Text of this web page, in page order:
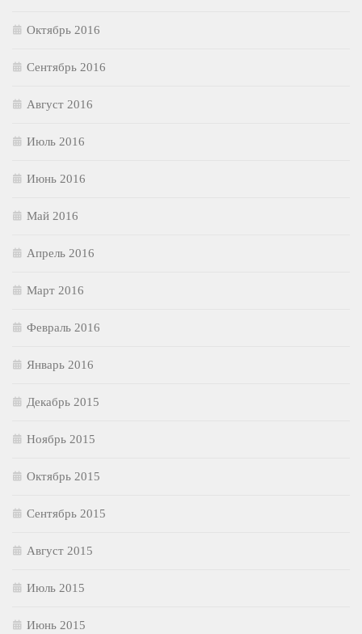
Октябрь 2016
Сентябрь 2016
Август 2016
Июль 2016
Июнь 2016
Май 2016
Апрель 2016
Март 2016
Февраль 2016
Январь 2016
Декабрь 2015
Ноябрь 2015
Октябрь 2015
Сентябрь 2015
Август 2015
Июль 2015
Июнь 2015